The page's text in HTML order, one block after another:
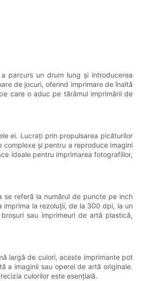
parcurs un drum lung și introducerea
de jocuri, oferind imprimare de înaltă
care o aduc pe tărâmul imprimării de
ei. Lucrați prin propulsarea picăturilor
și pentru a reproduce imagini
ideale pentru imprimarea fotografiilor,
se referă la numărul de puncte pe inch
la rezoluții, de la 300 dpi, la un
sau imprimeuri de artă plastică,
largă de culori, aceste imprimante pot
a imaginii sau operei de artă originale.
culorilor este esențială.